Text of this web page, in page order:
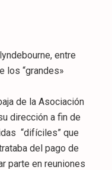
entre
los “grandes»
de la Asociación
dirección a fin de
“difíciles” que
del pago de
parte en reuniones